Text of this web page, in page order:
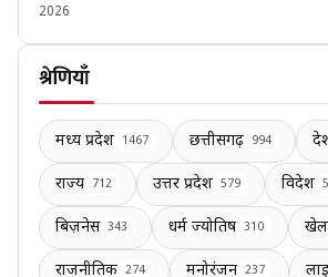
2026
श्रेणियाँ
मध्य प्रदेश 1467 छत्तीसगढ़ 994
राज्य 712 उत्तर प्रदेश 579 विदेश
बिज़नेस 343 धर्म ज्योतिष 310 खेल
राजनीतिक 274 मनोरंजन 237